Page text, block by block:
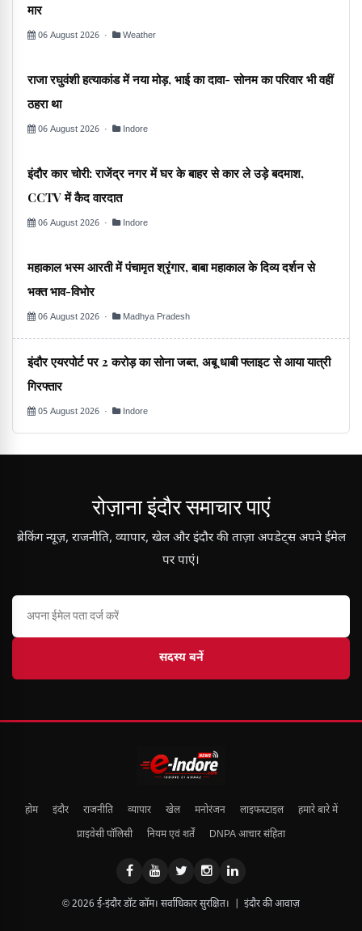
मार
06 August 2026 · Weather
राजा रघुवंशी हत्याकांड में नया मोड़, भाई का दावा- सोनम का परिवार भी वहीं
ठहरा था
06 August 2026 · Indore
इंदौर कार चोरी: राजेंद्र नगर में घर के बाहर से कार ले उड़े बदमाश,
CCTV में कैद वारदात
06 August 2026 · Indore
महाकाल भस्म आरती में पंचामृत श्रृंगार, बाबा महाकाल के दिव्य दर्शन से
भक्त भाव-विभोर
06 August 2026 · Madhya Pradesh
इंदौर एयरपोर्ट पर 2 करोड़ का सोना जब्त, अबू धाबी फ्लाइट से आया यात्री
गिरफ्तार
05 August 2026 · Indore
रोज़ाना इंदौर समाचार पाएं
ब्रेकिंग न्यूज़, राजनीति, व्यापार, खेल और इंदौर की ताज़ा अपडेट्स अपने ईमेल
पर पाएं।
सदस्य बनें
होम इंदौर राजनीति व्यापार खेल मनोरंजन लाइफस्टाइल
हमारे बारे में
प्राइवेसी पॉलिसी
नियम एवं शर्तें DNPA आचार संहिता
© 2026 ई-इंदौर डॉट कॉम। सर्वाधिकार सुरक्षित। | इंदौर की आवाज़